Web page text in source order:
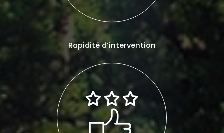
Rapidité d’intervention